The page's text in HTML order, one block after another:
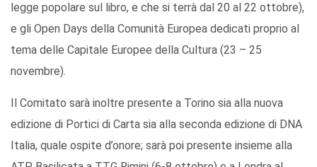
legge popolare sul libro, e che si terrà dal 20 al 22 ottobre),
e gli Open Days della Comunità Europea dedicati proprio al
tema delle Capitale Europee della Cultura (23 – 25
novembre).
Il Comitato sarà inoltre presente a Torino sia alla nuova
edizione di Portici di Carta sia alla seconda edizione di DNA
Italia, quale ospite d’onore; sarà poi presente insieme alla